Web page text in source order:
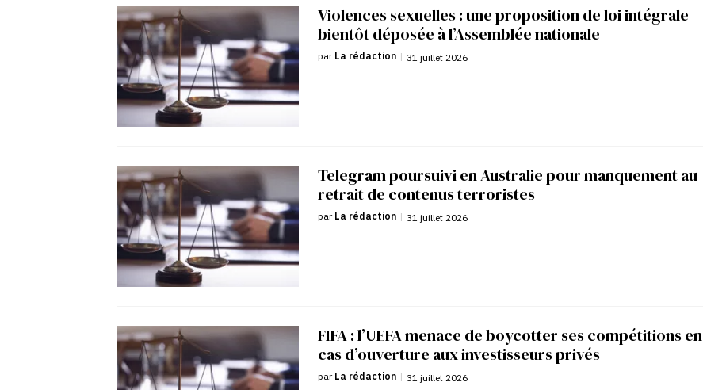
Violences sexuelles : une proposition de loi intégrale
bientôt déposée à l’Assemblée nationale
par La rédaction | 31 juillet 2026
Telegram poursuivi en Australie pour manquement au
retrait de contenus terroristes
par La rédaction | 31 juillet 2026
FIFA : l’UEFA menace de boycotter ses compétitions en
cas d’ouverture aux investisseurs privés
par La rédaction | 31 juillet 2026